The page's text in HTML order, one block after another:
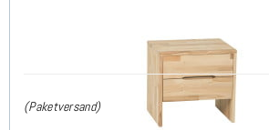
Komforthöhe - Buche
(Paketversand)